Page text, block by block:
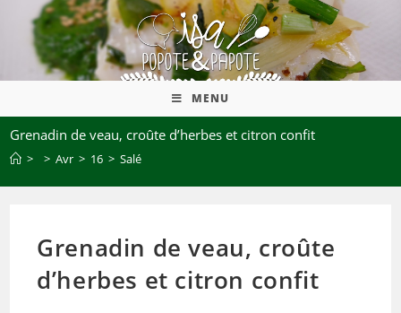
MENU
Grenadin de veau, croûte d’herbes et citron confit
> > Avr > 16 > Salé
Grenadin de veau, croûte
d’herbes et citron confit